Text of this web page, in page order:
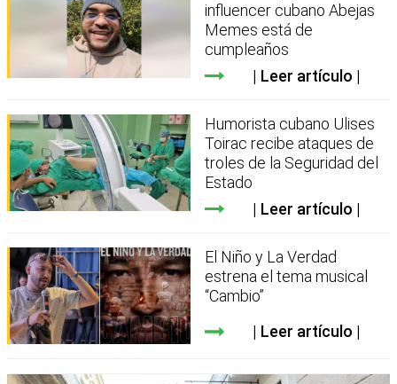
influencer cubano Abejas
Memes está de
cumpleaños
Leer artículo
Humorista cubano Ulises
Toirac recibe ataques de
troles de la Seguridad del
Estado
Leer artículo
El Niño y La Verdad
estrena el tema musical
“Cambio”
Leer artículo